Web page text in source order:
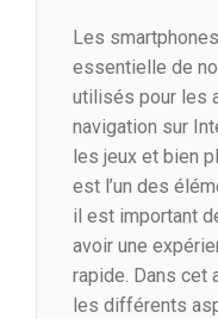
Les
essentielle de
utilisés pour les
navigation sur
les jeux et bien
est l’un des
il est important
avoir une
rapide. Dans cet
les différents